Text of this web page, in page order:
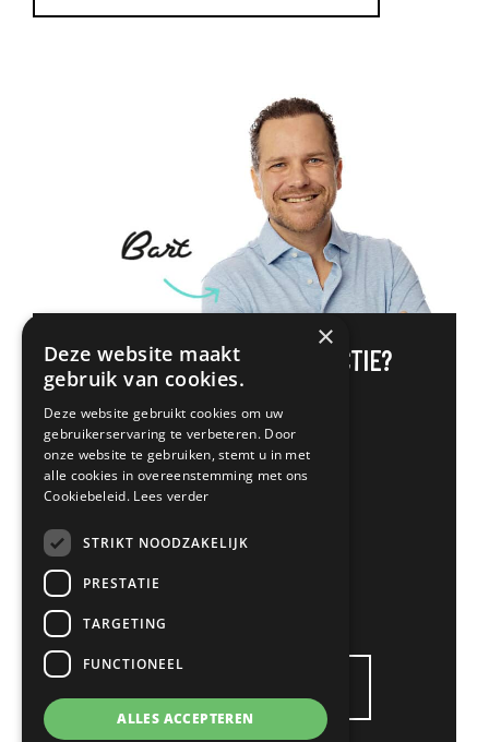
MEER WETENOVER DEZE FUNCTIE?
Contact
Bart Mulleneers
+31 (0)6 33 68 27 09
bart@1klick.nl
×
Deze website maakt
gebruik van cookies.
Deze website gebruikt cookies om uw
gebruikerservaring te verbeteren. Door
onze website te gebruiken, stemt u in met
alle cookies in overeenstemming met ons
Cookiebeleid. Lees verder
STRIKT NOODZAKELIJK
PRESTATIE
TARGETING
FUNCTIONEEL
ALLES ACCEPTEREN